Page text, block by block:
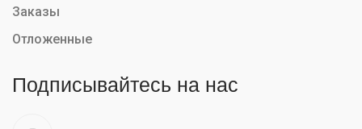
Заказы
Отложенные
Подписывайтесь на нас